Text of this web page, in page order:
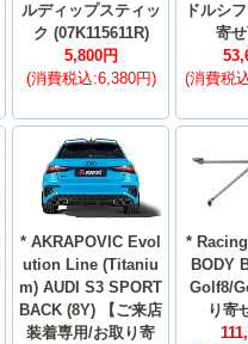
ルディップスティッ
ク (07K115611R)
5,800円
(消費税込:6,380円)
ドルシ
寄せ
(消費税
* AKRAPOVIC Evol
ution Line (Titaniu
m) AUDI S3 SPORT
BACK (8Y) 【ご来店
装着専用/お取り寄
*
BODY
Golf8/
り寄